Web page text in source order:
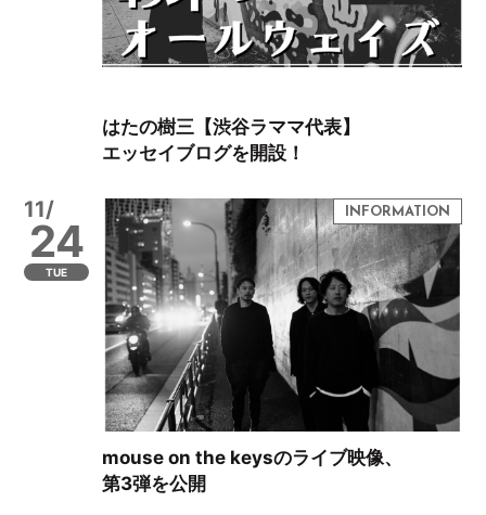
はたの樹三【渋谷ラママ代表】
エッセイブログを開設！
11/
24
TUE
mouse on the keysのライブ映像、
第3弾を公開